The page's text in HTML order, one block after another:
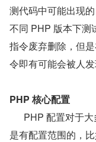
测代码中可能出现
不同 PHP 版本下测
指令废弃删除，但
令即有可能会被人发
PHP 核心配置
PHP 配置对于大
是有配置范围的，